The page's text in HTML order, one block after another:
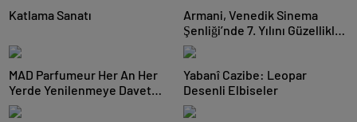
Katlama Sanatı
Armani, Venedik Sinema
Şenliği’nde 7. Yılını Güzellikle
Kutluyor
MAD Parfumeur Her An Her
Yerde Yenilenmeye Davet
Ediyor
Yabanî Cazibe: Leopar
Desenli Elbiseler